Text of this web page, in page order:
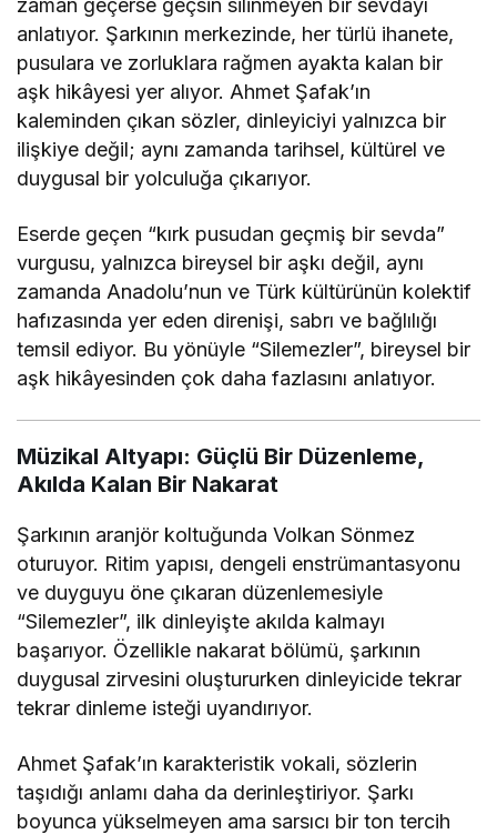
anlatıyor. Şarkının merkezinde, her türlü ihanete,
pusulara ve zorluklara rağmen ayakta kalan bir
aşk hikâyesi yer alıyor. Ahmet Şafak’ın
kaleminden çıkan sözler, dinleyiciyi yalnızca bir
ilişkiye değil; aynı zamanda tarihsel, kültürel ve
duygusal bir yolculuğa çıkarıyor.
Eserde geçen “kırk pusudan geçmiş bir sevda”
vurgusu, yalnızca bireysel bir aşkı değil, aynı
zamanda Anadolu’nun ve Türk kültürünün kolektif
hafızasında yer eden direnişi, sabrı ve bağlılığı
temsil ediyor. Bu yönüyle “Silemezler”, bireysel bir
aşk hikâyesinden çok daha fazlasını anlatıyor.
Müzikal Altyapı: Güçlü Bir Düzenleme,
Akılda Kalan Bir Nakarat
Şarkının aranjör koltuğunda Volkan Sönmez
oturuyor. Ritim yapısı, dengeli enstrümantasyonu
ve duyguyu öne çıkaran düzenlemesiyle
“Silemezler”, ilk dinleyişte akılda kalmayı
başarıyor. Özellikle nakarat bölümü, şarkının
duygusal zirvesini oluştururken dinleyicide tekrar
tekrar dinleme isteği uyandırıyor.
Ahmet Şafak’ın karakteristik vokali, sözlerin
taşıdığı anlamı daha da derinleştiriyor. Şarkı
boyunca yükselmeyen ama sarsıcı bir ton tercih